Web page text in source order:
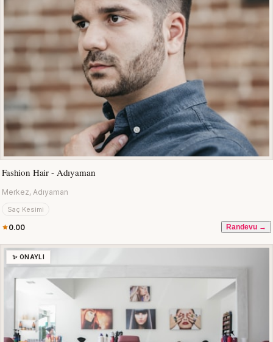
Fashion Hair - Adıyaman
Merkez, Adıyaman
Saç Kesimi
0.00 Randevu →
✨ ONAYLI